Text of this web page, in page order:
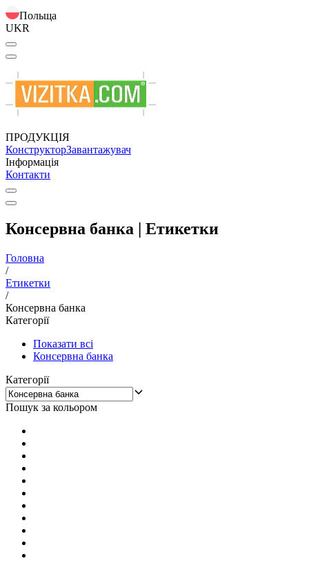
Польща
UKR
ПРОДУКЦІЯ
КонструкторЗавантажувач
Інформація
Контакти
Консервна банка | Етикетки
Головна
/
Етикетки
/
Консервна банка
Категорії
Показати всі
Консервна банка
Категорії
Пошук за кольором